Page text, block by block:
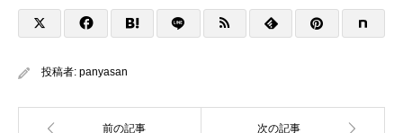
投稿者: panyasan